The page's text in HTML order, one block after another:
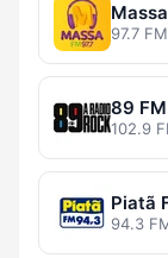
97.7
89
102.9
Piatã
94.3